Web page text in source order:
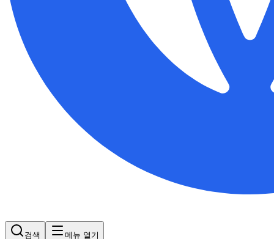
검색 메뉴 열기